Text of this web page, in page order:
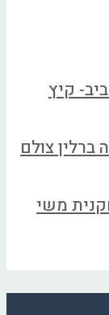
קיץ
למקה ברלין צולם
משי